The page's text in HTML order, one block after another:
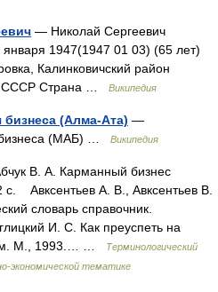
— Николай Сергеевич
1947(1947 01 03) (65 лет)
Калинковичский район
СССР Страна …
Википедия
(Алма-Ата) —
(МАБ) …
Википедия
В. А. Карманный бизнес
Авксентьев А. В., Авксентьев В.
словарь справочник.
И. С. Как преуспеть на
М., 1993.… …
Терминологический
экономической тематике